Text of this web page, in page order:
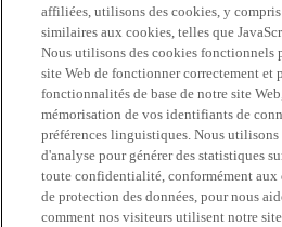
affiliées, utilisons des cookies, y
similaires aux cookies, telles que
Nous utilisons des cookies fonctionnels
site Web de fonctionner correctement et
fonctionnalités de base de notre site
mémorisation de vos identifiants de
préférences linguistiques. Nous utilisons
d'analyse pour générer des statistiques
toute confidentialité, conformément aux
de protection des données, pour nous
comment nos visiteurs utilisent notre